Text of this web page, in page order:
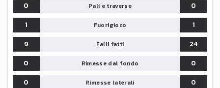
0
Pali e traverse
0
1
Fuorigioco
1
9
Falli fatti
24
0
Rimesse dal fondo
0
0
Rimesse laterali
0